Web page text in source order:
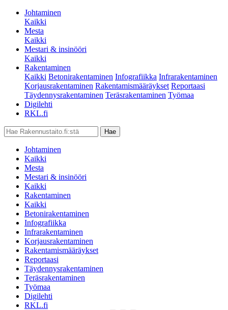
Johtaminen
Kaikki
Mesta
Kaikki
Mestari & insinööri
Kaikki
Rakentaminen
Kaikki Betonirakentaminen Infografiikka Infrarakentaminen
Korjausrakentaminen Rakentamismääräykset Reportaasi
Täydennysrakentaminen Teräsrakentaminen Työmaa
Digilehti
RKL.fi
Johtaminen
Kaikki
Mesta
Mestari & insinööri
Kaikki
Rakentaminen
Kaikki
Betonirakentaminen
Infografiikka
Infrarakentaminen
Korjausrakentaminen
Rakentamismääräykset
Reportaasi
Täydennysrakentaminen
Teräsrakentaminen
Työmaa
Digilehti
RKL.fi